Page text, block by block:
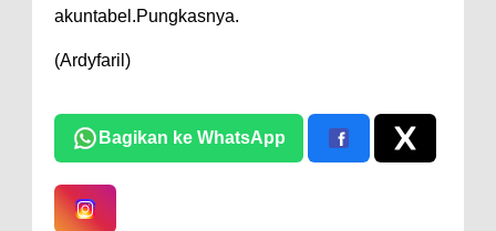
akuntabel.Pungkasnya.
(Ardyfaril)
Bagikan ke WhatsApp